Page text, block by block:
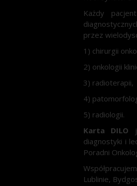
Każdy
przez
1) chirurgii
2) onkologii
3) radioterapii,
4)
5) radiologii.
Karta DILO
diagnostyki i
Poradni
Lublinie,